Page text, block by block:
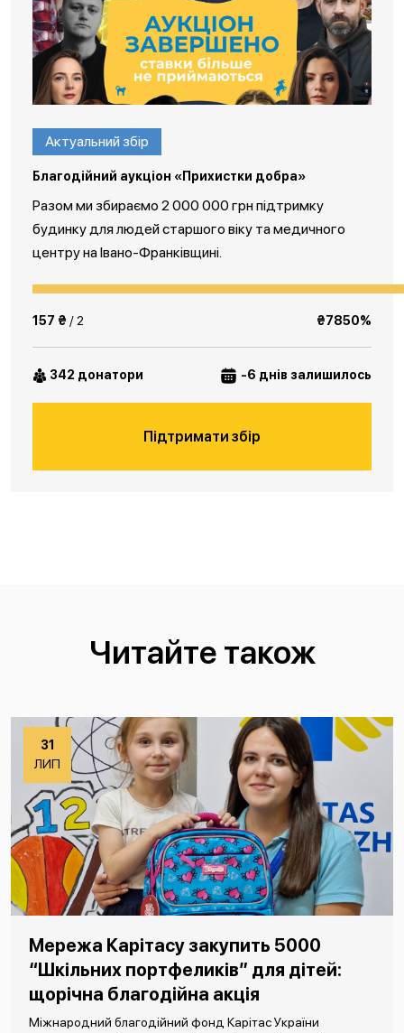
Актуальний збір
Благодійний аукціон «Прихистки добра»
Разом ми збираємо 2 000 000 грн підтримку
будинку для людей старшого віку та медичного
центру на Івано-Франківщині.
157 ₴ / 2 ₴7850%
342 донатори -6 днів залишилось
Підтримати збір
Читайте також
31
ЛИП
Мережа Карітасу закупить 5000
“Шкільних портфеликів” для дітей:
щорічна благодійна акція
Міжнародний благодійний фонд Карітас України